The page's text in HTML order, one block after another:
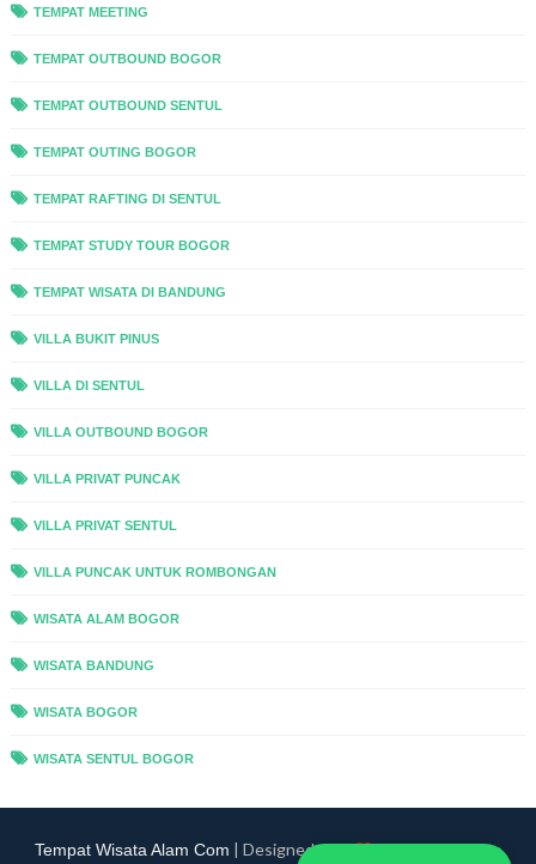
TEMPAT MEETING
TEMPAT OUTBOUND BOGOR
TEMPAT OUTBOUND SENTUL
TEMPAT OUTING BOGOR
TEMPAT RAFTING DI SENTUL
TEMPAT STUDY TOUR BOGOR
TEMPAT WISATA DI BANDUNG
VILLA BUKIT PINUS
VILLA DI SENTUL
VILLA OUTBOUND BOGOR
VILLA PRIVAT PUNCAK
VILLA PRIVAT SENTUL
VILLA PUNCAK UNTUK ROMBONGAN
WISATA ALAM BOGOR
WISATA BANDUNG
WISATA BOGOR
WISATA SENTUL BOGOR
Tempat Wisata Alam Com | Designed with byWay2Themes